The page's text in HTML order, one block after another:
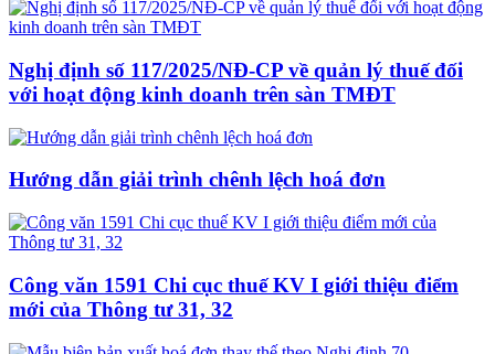
Nghị định số 117/2025/NĐ-CP về quản lý thuế đối
với hoạt động kinh doanh trên sàn TMĐT
Hướng dẫn giải trình chênh lệch hoá đơn
Công văn 1591 Chi cục thuế KV I giới thiệu điểm
mới của Thông tư 31, 32